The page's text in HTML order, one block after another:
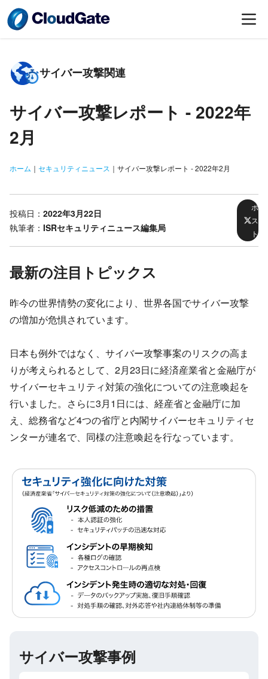
サイバー攻撃関連
サイバー攻撃レポート - 2022年
2月
ホーム ｜ セキュリティニュース ｜ サイバー攻撃レポート - 2022年2月
投稿日： 2022年3月22日
執筆者： ISRセキュリティニュース編集局
ポ
ス
ト
最新の注目トピックス
昨今の世界情勢の変化により、世界各国でサイバー攻撃
の増加が危惧されています。
日本も例外ではなく、サイバー攻撃事案のリスクの高ま
りが考えられるとして、2月23日に経済産業省と金融庁が
サイバーセキュリティ対策の強化についての注意喚起を
行いました。さらに3月1日には、経産省と金融庁に加
え、総務省など4つの省庁と内閣サイバーセキュリティセ
ンターが連名で、同様の注意喚起を行なっています。
サイバー攻撃事例